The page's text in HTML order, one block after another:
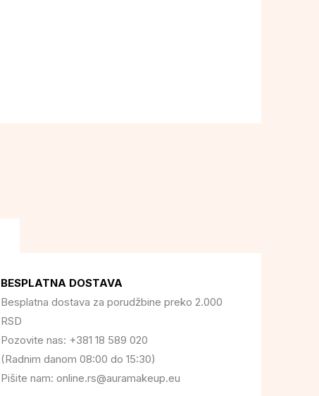
BESPLATNA DOSTAVA
Besplatna dostava za porudžbine preko 2.000
RSD
Pozovite nas: +381 18 589 020
(Radnim danom 08:00 do 15:30)
Pišite nam: online.rs@auramakeup.eu